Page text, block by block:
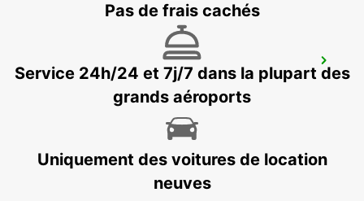
NANTES GARE SUD
NANTES - FRANCE
Pas de frais cachés
Service 24h/24 et 7j/7 dans la plupart des
grands aéroports
Uniquement des voitures de location
neuves